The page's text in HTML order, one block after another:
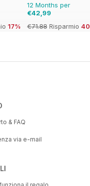
17%
12 Months per
€42,99
€71.88 Risparmio
& FAQ
via e-mail